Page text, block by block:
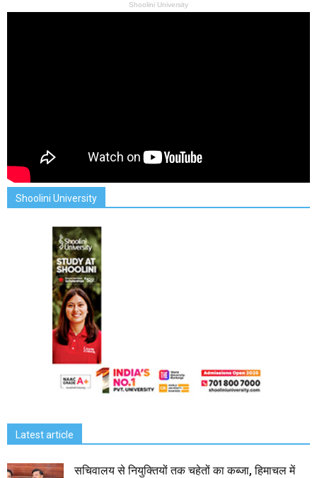
Shoolini University
Shoolini University
Latest article
सचिवालय से नियुक्तियों तक चहेतों का कब्जा, हिमाचल में